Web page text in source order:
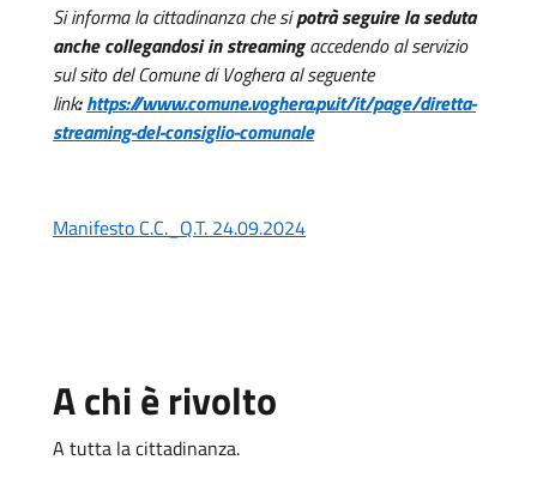
Si informa la cittadinanza che sipotrà seguire la seduta
anche collegandosi in streaming accedendo al servizio
sul sito del Comune di Voghera al seguente
link: https://www.comune.voghera.pv.it/it/page/diretta-
streaming-del-consiglio-comunale
Manifesto C.C._Q.T. 24.09.2024
A chi è rivolto
A tutta la cittadinanza.